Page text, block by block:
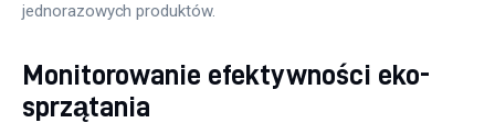
jednorazowych produktów.
Monitorowanie efektywności eko-
sprzątania